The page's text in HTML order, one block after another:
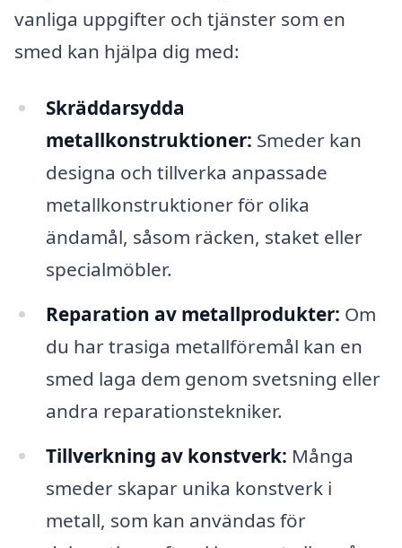
vanliga uppgifter och tjänster som en
smed kan hjälpa dig med:
Skräddarsydda
metallkonstruktioner: Smeder kan
designa och tillverka anpassade
metallkonstruktioner för olika
ändamål, såsom räcken, staket eller
specialmöbler.
Reparation av metallprodukter: Om
du har trasiga metallföremål kan en
smed laga dem genom svetsning eller
andra reparationstekniker.
Tillverkning av konstverk: Många
smeder skapar unika konstverk i
metall, som kan användas för